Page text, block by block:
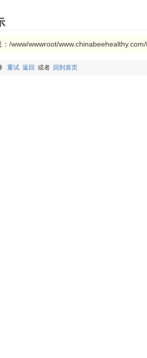
：/www/wwwroot/
重试 返回 或者 回到首页